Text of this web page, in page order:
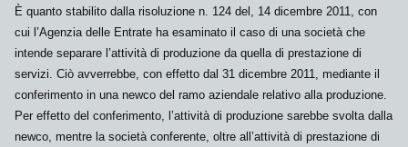
È quanto stabilito dalla risoluzione n. 124 del, 14 dicembre 2011, con
cui l’Agenzia delle Entrate ha esaminato il caso di una società che
intende separare l’attività di produzione da quella di prestazione di
servizi. Ciò avverrebbe, con effetto dal 31 dicembre 2011
, mediante il
conferimento in una newco del ramo aziendale relativo alla produzione.
Per effetto del conferimento, l’attività di produzione sarebbe svolta dalla
newco , mentre la società conferente, oltre all’attività di prestazione di